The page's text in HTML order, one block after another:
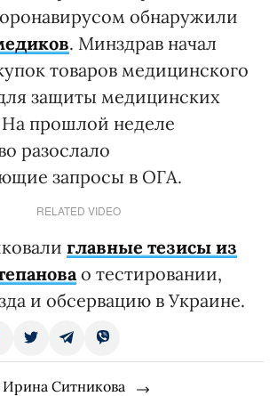
обнаружили
. Минздрав начал
товаров медицинского
защиты медицинских
На прошлой неделе
разослало
запросы в ОГА.
RELATED VIDEO
главные тезисы из
о тестировании,
и обсервацию в Украине.
Ситникова